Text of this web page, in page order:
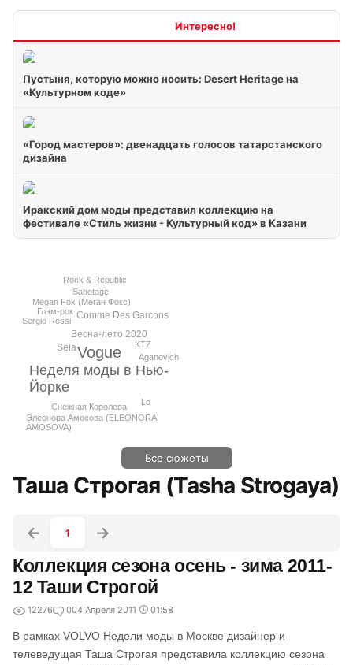
Пустыня, которую можно носить: Desert Heritage на
«Культурном коде»
«Город мастеров»: двенадцать голосов татарстанского
дизайна
Иракский дом моды представил коллекцию на
фестивале «Стиль жизни - Культурный код» в Казани
Vogue
Неделя моды в Нью-
Йорке
Весна-лето 2020
Sela
Comme Des Garcons
Megan Fox (Меган Фокс)
Снежная Королева
Элеонора Амосова (ELEONORA
AMOSOVA)
Sabotage
Sergio Rossi
KTZ
Lo
Rock & Republic
Aganovich
Глэм-рок
Все сюжеты
Таша Строгая (Tasha Strogaya)
1
Коллекция сезона осень - зима 2011-
12 Таши Строгой
12276 004 Апреля 2011 01:58
В рамках VOLVO Недели моды в Москве дизайнер и
телеведущая Таша Строгая представила коллекцию сезона